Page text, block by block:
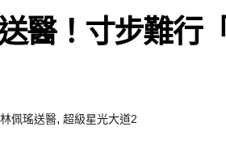
醫！寸步難行
林佩瑤送醫, 超級星光大道2